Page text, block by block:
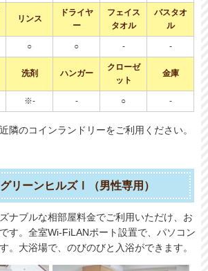
リンス
ドライヤ
ー
フェイス
タオル
バスタオ
ル
○ ○ - -
洗剤 ハンガー
クローゼ
ット
金庫
※- - ○ -
隣のコインランドリーをご利用ください。
グリーンヒルズⅠ（男性専用）
ナブルな相部屋料金でご利用いただけ、お
す。全室Wi-FiLANポート設置で、パソコン
。大浴場で、のびのびと入浴ができます。